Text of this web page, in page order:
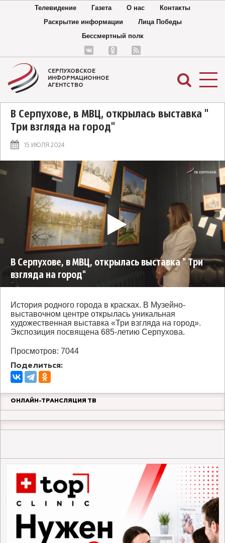
Телевидение Газета О нас
Контакты
Раскрытие информации
Лица Победы
Бессмертный полк
СЕРПУХОВСКОЕ
ИНФОРМАЦИОННОЕ
АГЕНТСТВО
В Серпухове, в МВЦ, открылась выставка "
Три взгляда на город"
15 ИЮЛЯ 2024
В Серпухове, в МВЦ, открылась выставка " Три
взгляда на город"
История родного города в красках. В Музейно-
выставочном центре открылась уникальная
художественная выставка «Три взгляда на город».
Экспозиция посвящена 685-летию Серпухова.
Просмотров: 7044
Поделиться:
ОНЛАЙН-ТРАНСЛЯЦИЯ ТВ